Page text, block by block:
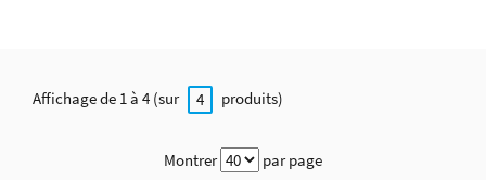
Affichage de 1 à 4 (sur 4 produits)
Montrer par page